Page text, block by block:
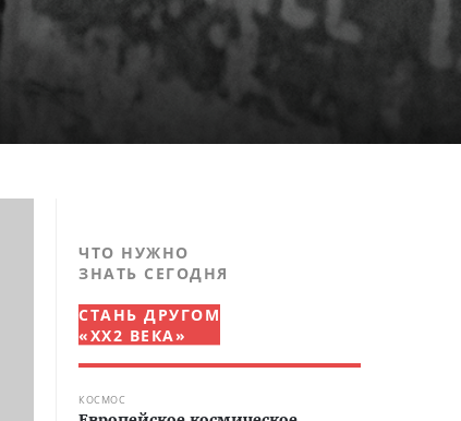
ЧТО НУЖНО
ЗНАТЬ СЕГОДНЯ
СТАНЬ ДРУГОМ
«XX2 ВЕКА»
КОСМОС